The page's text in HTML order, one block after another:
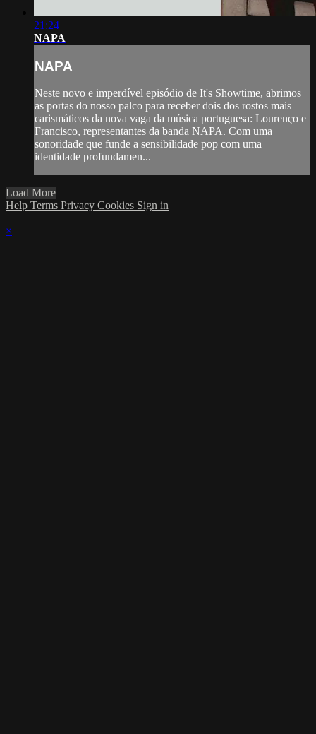
21:24
NAPA
NAPA
Neste novo e imperdível episódio de It's Showtime, abrimos
as portas do nosso palco para receber dois dos rostos mais
carismáticos da nova vaga da música portuguesa: Lourenço e
Francisco, representantes da banda NAPA. Com uma
sonoridade que funde a sensibilidade pop com uma
identidade profundamen...
Load More
Help Terms Privacy Cookies Sign in
×